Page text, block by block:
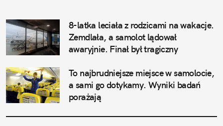
8-latka leciała z rodzicami na wakacje.
Zemdlała, a samolot lądował
awaryjnie. Finał był tragiczny
To najbrudniejsze miejsce w samolocie,
a sami go dotykamy. Wyniki badań
porażają